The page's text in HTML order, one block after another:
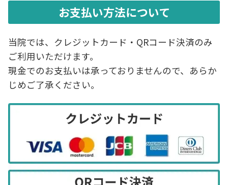
どにより、第三者に提供する場合があります。
あらかじめ同意いただいた範囲を超えて、第
三者に提供することはありません。
利用目的を達成するために必要な範囲内で、
当社の個人情報保護基準に合格した委託先に
個人情報の取り扱いを委託することがありま
す。
（個人情報の開示・訂正・削除・利用停止
ご提供頂きました個人情報について、開示・
訂正・削除・利用停止等のご本人の権利を行
使される場合は、適切に対応いたします。
お支払い方法について
当院では、クレジットカード・QRコード決済のみ
ご利用いただけます。
現金でのお支払いは承っておりませんので、あらか
じめご了承ください。